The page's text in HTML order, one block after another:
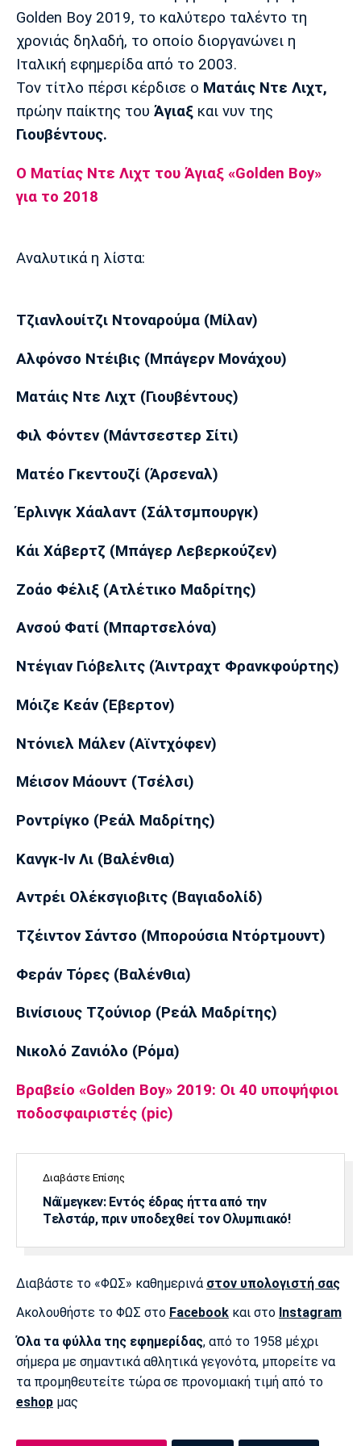
Πολιτισμός
Τραγούδια
Cine Spot
Running
Παρασκήνιο
Πρόγραμμα TV
Ιωνικός Κηφισιά Πανσερραϊκός
Μπαρτσελόνα
Ρεάλ
Ατλέτικο
Λίβερπουλ
Μάντσεστερ
Γιουβέντους
Μπορούσια
Παρί Σεν
Μαρσέιγ
Αστέρας
Πόρτο Μπενφίκα
Golden Boy 2019, το καλύτερο ταλέντο τη
χρονιάς δηλαδή, το οποίο διοργανώνει η
Ιταλική εφημερίδα από το 2003.
Τον τίτλο πέρσι κέρδισε ο Ματάις Ντε Λιχτ,
πρώην παίκτης του Άγιαξ και νυν της
Γιουβέντους.
Ο Ματίας Ντε Λιχτ του Άγιαξ «Golden Boy»
για το 2018
Αναλυτικά η λίστα:
Τζιανλουίτζι Ντοναρούμα (Μίλαν)
Αλφόνσο Ντέιβις (Μπάγερν Μονάχου)
Mατάις Ντε Λιχτ (Γιουβέντους)
Φιλ Φόντεν (Μάντσεστερ Σίτι)
Mατέο Γκεντουζί (Άρσεναλ)
Έρλινγκ Χάαλαντ (Σάλτσμπουργκ)
Κάι Χάβερτζ (Μπάγερ Λεβερκούζεν)
Ζοάο Φέλιξ (Aτλέτικο Μαδρίτης)
Ανσού Φατί (Μπαρτσελόνα)
Ντέγιαν Γιόβελιτς (Άιντραχτ Φρανκφούρτης)
Mόιζε Κεάν (Έβερτον)
Ντόνιελ Μάλεν (Αϊντχόφεν)
Mέισον Μάουντ (Τσέλσι)
Ροντρίγκο (Ρεάλ Μαδρίτης)
Κανγκ-Ιν Λι (Βαλένθια)
Αντρέι Ολέκσγιοβιτς (Βαγιαδολίδ)
Τζέιντον Σάντσο (Μπορούσια Ντόρτμουντ)
Φεράν Τόρες (Βαλένθια)
Βινίσιους Τζούνιορ (Ρεάλ Μαδρίτης)
Nικολό Ζανιόλο (Ρόμα)
Βραβείο «Golden Boy» 2019: Οι 40 υποψήφιοι
ποδοσφαιριστές (pic)
Διαβάστε Επίσης
Νάϊμεγκεν: Εντός έδρας ήττα από την
Tελστάρ, πριν υποδεχθεί τον Ολυμπιακό!
Διαβάστε το «ΦΩΣ» καθημερινά στον υπολογιστή σας
Ακολουθήστε το ΦΩΣ στο Facebook και στο Instagram
Όλα τα φύλλα της εφημερίδας, από το 1958 μέχρι
σήμερα με σημαντικά αθλητικά γεγονότα, μπορείτε να
τα προμηθευτείτε τώρα σε προνομιακή τιμή από το
eshop μας